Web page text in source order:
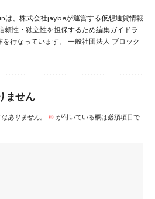
は、株式会社jaybeが運営する仮想通貨情報
頼性・独立性を担保するため編集ガイドラ
行なっています。 一般社団法人 ブロック
ません
ありません。 ※ が付いている欄は必須項目で